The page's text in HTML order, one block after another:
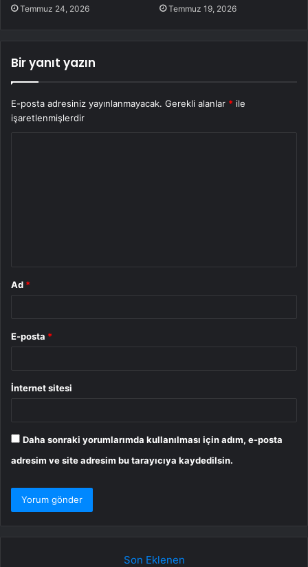
Temmuz 24, 2026 Temmuz 19, 2026
Bir yanıt yazın
E-posta adresiniz yayınlanmayacak. Gerekli alanlar * ile
işaretlenmişlerdir
Ad *
E-posta *
İnternet sitesi
Daha sonraki yorumlarımda kullanılması için adım, e-posta
adresim ve site adresim bu tarayıcıya kaydedilsin.
Son Eklenen